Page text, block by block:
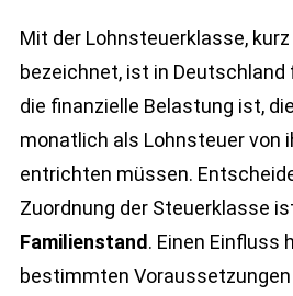
Mit der Lohnsteuerklasse,
bezeichnet, ist in
die finanzielle Belastung ist,
monatlich als Lohnsteuer von
entrichten müssen.
Zuordnung der Steuerklasse
Familienstand . Einen Einfluss
bestimmten